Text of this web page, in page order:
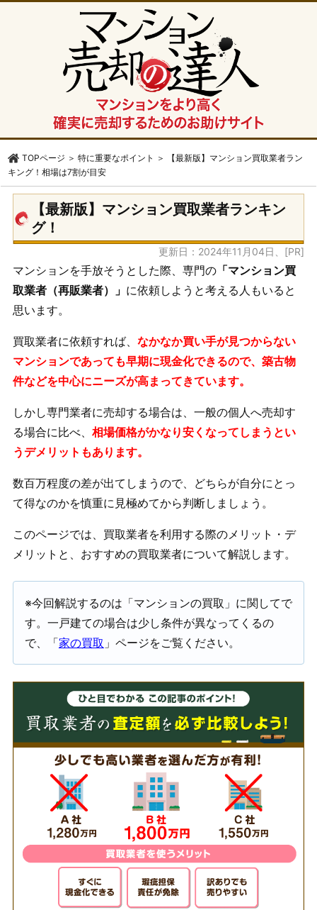
TOPページ ＞特に重要なポイント ＞
【最新版】マンション買取業者ラン
キング！相場は7割が目安
【最新版】マンション買取業者ランキン
グ！
更新日：2024年11月04日、[PR]
マンションを手放そうとした際、専門の「マンション買
取業者（再販業者）」 に依頼しようと考える人もいると
思います。
買取業者に依頼すれば、 なかなか買い手が見つからない
マンションであっても早期に現金化できるので、築古物
件などを中心にニーズが高まってきています。
しかし専門業者に売却する場合は、一般の個人へ売却す
る場合に比べ、 相場価格がかなり安くなってしまうとい
うデメリットもあります。
数百万程度の差が出てしまうので、どちらが自分にとっ
て得なのかを慎重に見極めてから判断しましょう。
このページでは、買取業者を利用する際のメリット・デ
メリットと、おすすめの買取業者について解説します。
※今回解説するのは「マンションの買取」に関してで
す。一戸建ての場合は少し条件が異なってくるの
で、「家の買取 」ページをご覧ください。